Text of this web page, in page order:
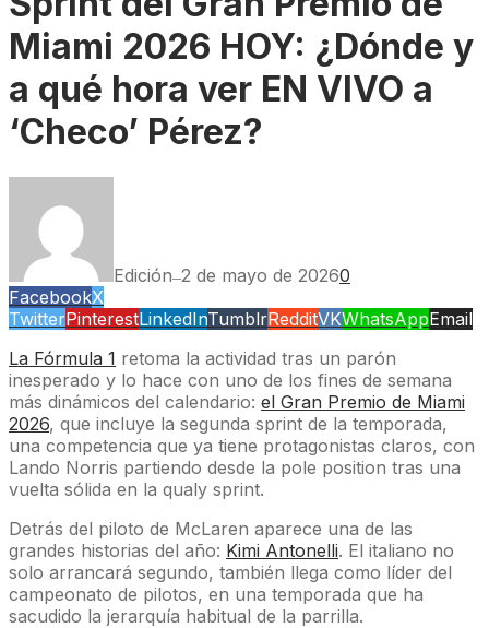
Miami 2026 HOY: ¿Dónde y
a qué hora ver EN VIVO a
‘Checo’ Pérez?
Edición—2 de mayo de 20260
FacebookX
TwitterPinterestLinkedInTumblrRedditVKWhatsAppEmail
La Fórmula 1 retoma la actividad tras un parón
inesperado y lo hace con uno de los fines de semana
más dinámicos del calendario: el Gran Premio de Miami
2026, que incluye la segunda sprint de la temporada,
una competencia que ya tiene protagonistas claros, con
Lando Norris partiendo desde la pole position tras una
vuelta sólida en la qualy sprint.
Detrás del piloto de McLaren aparece una de las
grandes historias del año: Kimi Antonelli. El italiano no
solo arrancará segundo, también llega como líder del
campeonato de pilotos, en una temporada que ha
sacudido la jerarquía habitual de la parrilla.